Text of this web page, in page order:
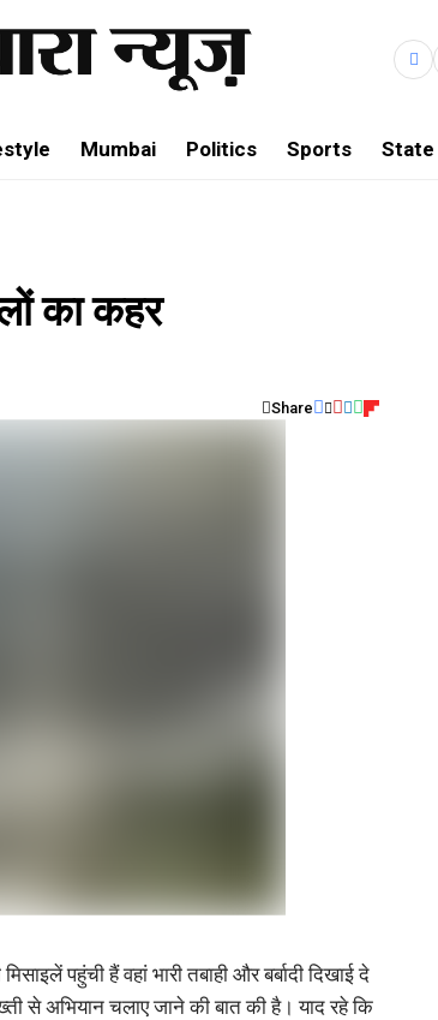
Mumbai Politics Sports State
का कहर
Share
पहुंची हैं वहां भारी तबाही और बर्बादी दिखाई दे
से अभियान चलाए जाने की बात की है। याद रहे कि